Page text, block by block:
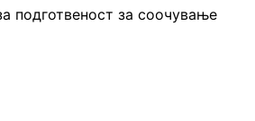
подготвеност за соочување